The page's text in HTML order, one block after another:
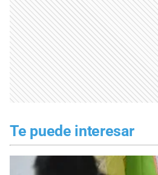
Te puede interesar